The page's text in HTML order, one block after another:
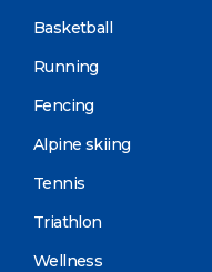
Basketball
Running
Fencing
Alpine skiing
Tennis
Triathlon
Wellness